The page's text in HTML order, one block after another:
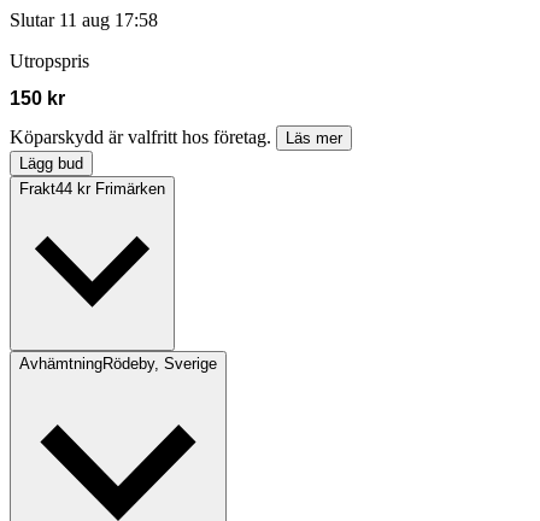
Slutar 11 aug 17:58
Utropspris
150 kr
Köparskydd är valfritt hos företag.
Läs mer
Lägg bud
Frakt44 kr Frimärken
AvhämtningRödeby, Sverige